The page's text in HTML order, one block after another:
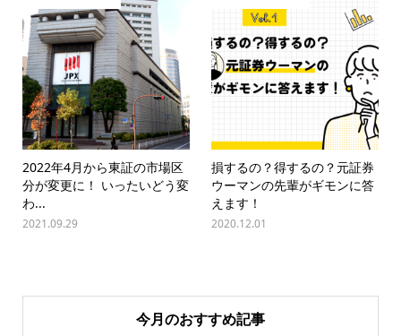
2022年4月から東証の市場区
分が変更に！ いったいどう変
わ...
2021.09.29
損するの？得するの？元証券
ウーマンの先輩がギモンに答
えます！
2020.12.01
今月のおすすめ記事